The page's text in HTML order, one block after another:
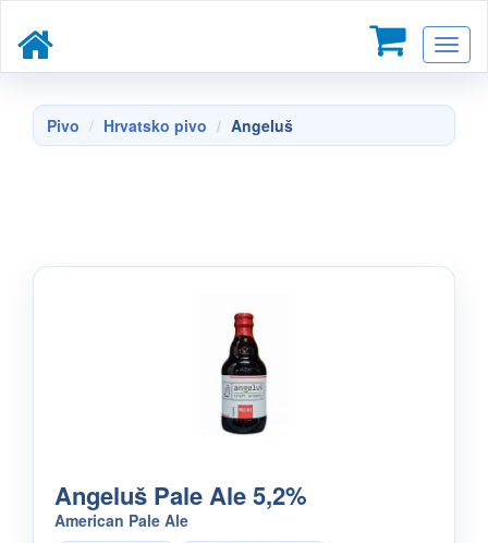
Pivo Hrvatsko pivo Angeluš
Angeluš Pale Ale 5,2%
American Pale Ale